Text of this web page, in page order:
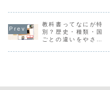
保存や洗い物を減
子供の工作パレッ
トや種まきトレー
まで、100均グッ
ズを買わずにすぐ
真似できる驚きの
飾りの秘密ま
します。日本
「恋人の日」
て親しまれる
も解説。「ち
ん!」が届け
教科書ってなにが特
別？歴史・種類・国
ごとの違いをやさし